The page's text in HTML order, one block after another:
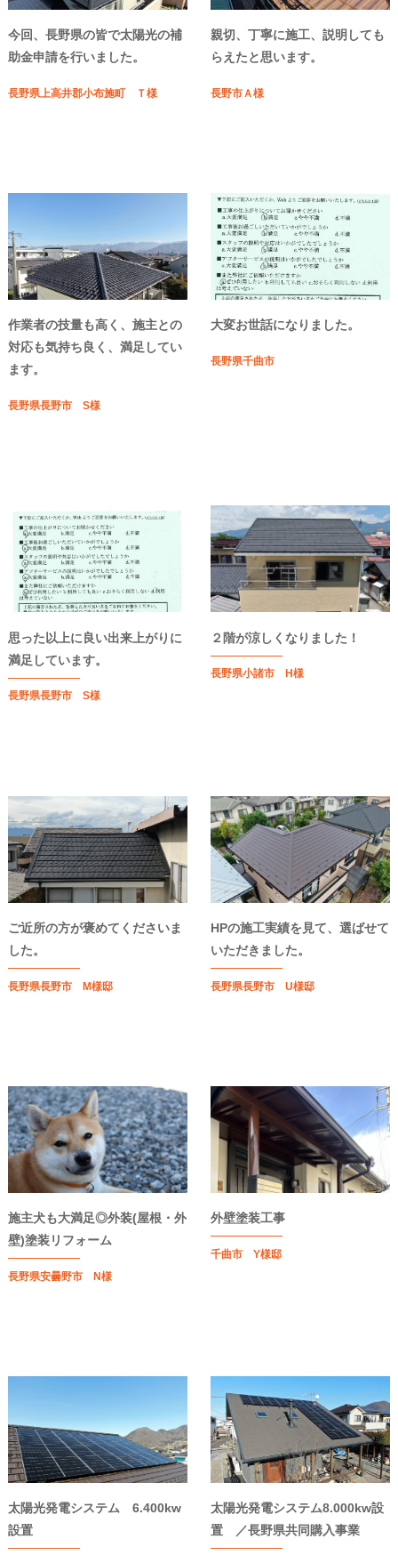
今回、長野県の皆で太陽光の補
助金申請を行いました。
長野県上高井郡小布施町 Ｔ様
親切、丁寧に施工、説明しても
らえたと思います。
長野市Ａ様
作業者の技量も高く、施主との
対応も気持ち良く、満足してい
ます。
長野県長野市 S様
大変お世話になりました。
長野県千曲市
思った以上に良い出来上がりに
満足しています。
長野県長野市 S様
２階が涼しくなりました！
長野県小諸市 H様
ご近所の方が褒めてくださいま
した。
長野県長野市 M様邸
HPの施工実績を見て、選ばせて
いただきました。
長野県長野市 U様邸
施主犬も大満足◎外装(屋根・外
壁)塗装リフォーム
長野県安曇野市 N様
外壁塗装工事
千曲市 Y様邸
太陽光発電システム 6.400kw
設置
太陽光発電システム8.000kw設
置 ／長野県共同購入事業